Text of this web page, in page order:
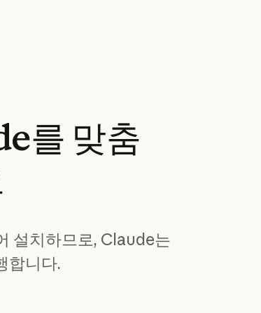
를 맞춤
설치하므로, Claude는
합니다.